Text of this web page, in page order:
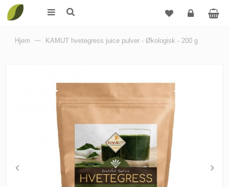
Logg
Hjem — KAMUT hvetegress juice pulver - Økologisk - 200 g